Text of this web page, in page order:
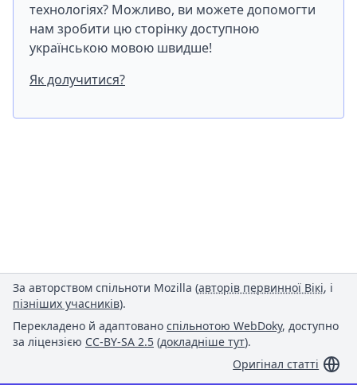
технологіях? Можливо, ви можете допомогти
нам зробити цю сторінку доступною
українською мовою швидше!
Як долучитися?
За авторством спільноти Mozilla (авторів первинної Вікі, і
пізніших учасників).
Перекладено й адаптовано спільнотою WebDoky, доступно
за ліцензією CC-BY-SA 2.5 (докладніше тут).
Оригінал статті